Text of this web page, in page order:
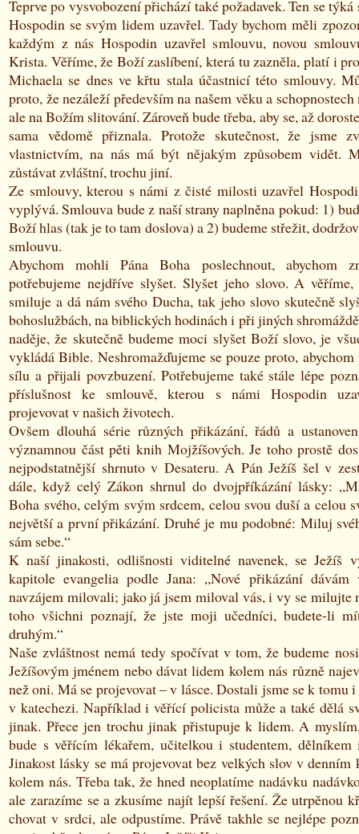
Teprve po vysvobození přichází také požadavek. Ten se
Hospodin se svým lidem uzavřel. Tady bychom měli
každým z nás Hospodin uzavřel smlouvu, novou
Krista. Věříme, že Boží zaslíbení, která tu zazněla, platí i
Michaela se dnes ve křtu stala účastnicí této smlouvy.
proto, že nezáleží především na našem věku a schopnostech
ale na Božím slitování. Zároveň bude třeba, aby se, až
sama vědomě přiznala. Protože skutečnost, že jsme
vlastnictvím, na nás má být nějakým způsobem vidět.
zůstávat zvláštní, trochu jiní.
Ze smlouvy, kterou s námi z čisté milosti uzavřel
vyplývá. Smlouva bude z naší strany naplněna pokud: 1)
Boží hlas (tak je to tam doslova) a 2) budeme střežit,
smlouvu.
Abychom mohli Pána Boha poslechnout, abychom
potřebujeme nejdříve slyšet. Slyšet jeho slovo. A
smiluje a dá nám svého Ducha, tak jeho slovo skutečně
bohoslužbách, na biblických hodinách i při jiných
naděje, že skutečně budeme moci slyšet Boží slovo, je
vykládá Bible. Neshromažďujeme se pouze proto, abychom
sílu a přijali povzbuzení. Potřebujeme také stále lépe
příslušnost ke smlouvě, kterou s námi Hospodin
projevovat v našich životech.
Ovšem dlouhá série různých přikázání, řádů a
významnou část pěti knih Mojžíšových. Je toho prostě
nejpodstatnější shrnuto v Desateru. A Pán Ježíš šel v
dále, když celý Zákon shrnul do dvojpříkázání lásky:
Boha svého, celým svým srdcem, celou svou duší a celou
největší a první přikázání. Druhé je mu podobné: Miluj
sám sebe.“
K naší jinakosti, odlišnosti viditelné navenek, se Ježíš
kapitole evangelia podle Jana: „Nové přikázání dávám
navzájem milovali; jako já jsem miloval vás, i vy se milujte
toho všichni poznají, že jste moji učedníci, budete-li
druhým.“
Naše zvláštnost nemá tedy spočívat v tom, že budeme
Ježíšovým jménem nebo dávat lidem kolem nás různě
než oni. Má se projevovat – v lásce. Dostali jsme se k tomu
v katechezi. Například i věřící policista může a také dělá
jinak. Přece jen trochu jinak přistupuje k lidem. A
bude s věřícím lékařem, učitelkou i studentem, dělníkem
Jinakost lásky se má projevovat bez velkých slov v
kolem nás. Třeba tak, že hned neoplatíme nadávku
ale zarazíme se a zkusíme najít lepší řešení. Že utrpěnou
chovat v srdci, ale odpustíme. Právě takhle se nejlépe